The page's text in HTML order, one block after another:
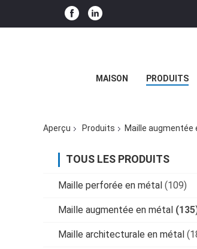
MAISON PRODUITS
Aperçu Produits Maille augmentée
TOUS LES PRODUITS
Maille perforée en métal (109)
Maille augmentée en métal
Maille architecturale en métal